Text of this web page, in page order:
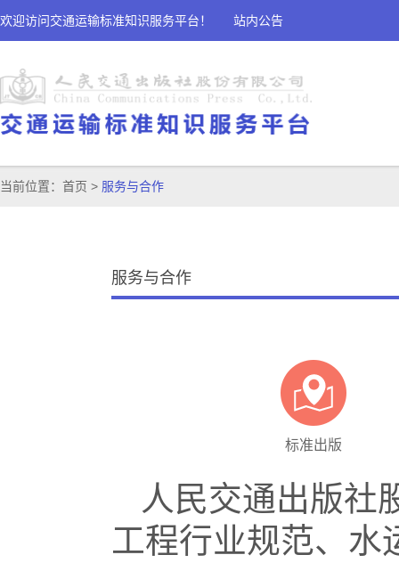
欢迎访问交通运输标准知识服务平台！ 站内公告
当前位置： 首页 > 服务与合作
服务与合作
标准出版
人民交通出版社
工程行业规范、水